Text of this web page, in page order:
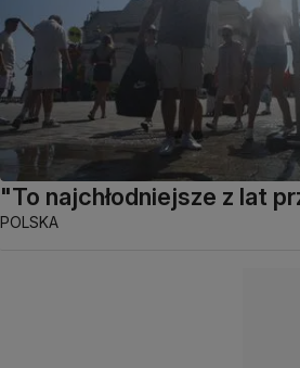
"To najchłodniejsze z lat
POLSKA